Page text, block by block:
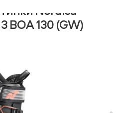
Nordica
BOA 130 (GW)